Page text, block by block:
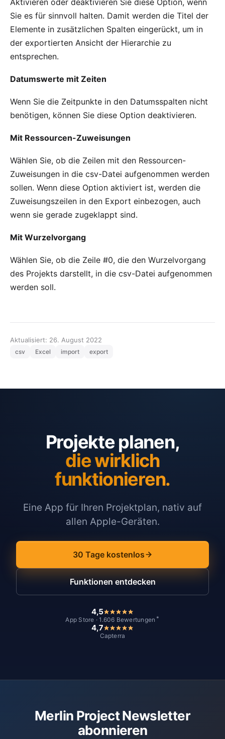
Aktivieren oder deaktivieren Sie diese Option, wenn
Sie es für sinnvoll halten. Damit werden die Titel der
Elemente in zusätzlichen Spalten eingerückt, um in
der exportierten Ansicht der Hierarchie zu
entsprechen.
Datumswerte mit Zeiten
Wenn Sie die Zeitpunkte in den Datumsspalten nicht
benötigen, können Sie diese Option deaktivieren.
Mit Ressourcen-Zuweisungen
Wählen Sie, ob die Zeilen mit den Ressourcen-
Zuweisungen in die csv-Datei aufgenommen werden
sollen. Wenn diese Option aktiviert ist, werden die
Zuweisungszeilen in den Export einbezogen, auch
wenn sie gerade zugeklappt sind.
Mit Wurzelvorgang
Wählen Sie, ob die Zeile #0, die den Wurzelvorgang
des Projekts darstellt, in die csv-Datei aufgenommen
werden soll.
Aktualisiert: 26. August 2022
csv Excel import export
Projekte planen,
die wirklich
funktionieren.
Eine App für Ihren Projektplan, nativ auf
allen Apple-Geräten.
30 Tage kostenlos
Funktionen entdecken
4,5
App Store · 1.606 Bewertungen *
4,7
Capterra
Merlin Project Newsletter
abonnieren